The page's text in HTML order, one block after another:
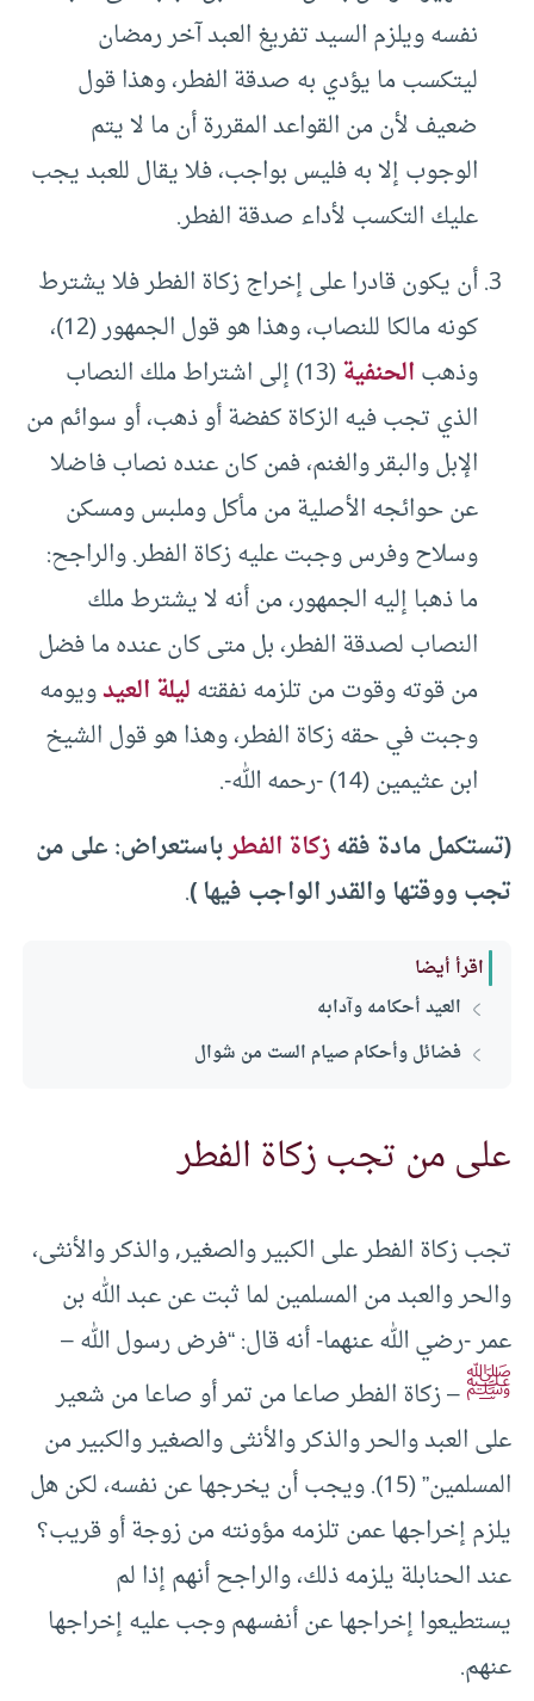
نفسه ويلزم السيد تفريغ العبد آخر رمضان
ليتكسب ما يؤدي به صدقة الفطر، وهذا قول
ضعيف لأن من القواعد المقررة أن ما لا يتم
الوجوب إلا به فليس بواجب، فلا يقال للعبد يجب
عليك التكسب لأداء صدقة الفطر.
أن يكون قادرا على إخراج زكاة الفطر فلا يشترط
كونه مالكا للنصاب، وهذا هو قول الجمهور (12)،
وذهبالحنفية
(13) إلى اشتراط ملك النصاب
الذي تجب فيه الزكاة كفضة أو ذهب، أو سوائم من
الإبل والبقر والغنم، فمن كان عنده نصاب فاضلا
عن حوائجه الأصلية من مأكل وملبس ومسكن
وسلاح وفرس وجبت عليه زكاة الفطر. والراجح:
ما ذهبا إليه الجمهور، من أنه لا يشترط ملك
النصاب لصدقة الفطر، بل متى كان عنده ما فضل
من قوته وقوت من تلزمه نفقتهليلة العيدويومه
وجبت في حقه زكاة الفطر، وهذا هو قول الشيخ
ابن عثيمين (14) -رحمه الله-.
(تستكمل مادة فقهزكاة الفطرباستعراض: على من
تجب ووقتها والقدر الواجب فيها ).
اقرأ أيضا
العيد أحكامه وآدابه
فضائل وأحكام صيام الست من شوال
على من تجب زكاة الفطر
تجب زكاة الفطر على الكبير والصغير, والذكر والأنثى،
والحر والعبد من المسلمين لما ثبت عن عبد الله بن
عمر -رضي الله عنهما- أنه قال: “فرض رسول الله –
ﷺ– زكاة الفطر صاعا من تمر أو صاعا من شعير
على العبد والحر والذكر والأنثى والصغير والكبير من
المسلمين” (15). ويجب أن يخرجها عن نفسه، لكن هل
يلزم إخراجها عمن تلزمه مؤونته من زوجة أو قريب؟
عند الحنابلة يلزمه ذلك، والراجح أنهم إذا لم
يستطيعوا إخراجها عن أنفسهم وجب عليه إخراجها
عنهم.